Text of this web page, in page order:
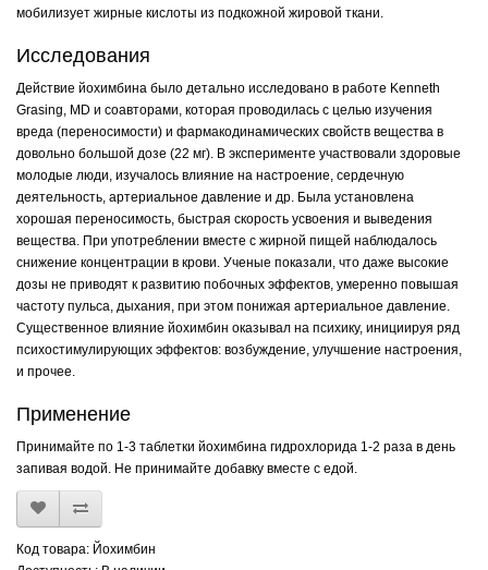
мобилизует жирные кислоты из подкожной жировой ткани.
Исследования
Действие йохимбина было детально исследовано в работе Kenneth
Grasing, MD и соавторами, которая проводилась с целью изучения
вреда (переносимости) и фармакодинамических свойств вещества в
довольно большой дозе (22 мг). В эксперименте участвовали здоровые
молодые люди, изучалось влияние на настроение, сердечную
деятельность, артериальное давление и др. Была установлена
хорошая переносимость, быстрая скорость усвоения и выведения
вещества. При употреблении вместе с жирной пищей наблюдалось
снижение концентрации в крови. Ученые показали, что даже высокие
дозы не приводят к развитию побочных эффектов, умеренно повышая
частоту пульса, дыхания, при этом понижая артериальное давление.
Существенное влияние йохимбин оказывал на психику, инициируя ряд
психостимулирующих эффектов: возбуждение, улучшение настроения,
и прочее.
Применение
Принимайте по 1-3 таблетки йохимбина гидрохлорида 1-2 раза в день
запивая водой. Не принимайте добавку вместе с едой.
Код товара: Йохимбин